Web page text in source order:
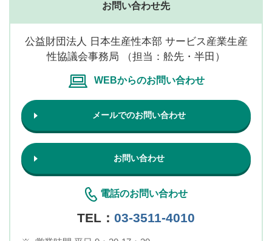
お問い合わせ先
公益財団法人 日本生産性本部 サービス産業生産
性協議会事務局 （担当：舩先・半田）
WEBからのお問い合わせ
メールでのお問い合わせ
お問い合わせ
電話のお問い合わせ
TEL： 03-3511-4010